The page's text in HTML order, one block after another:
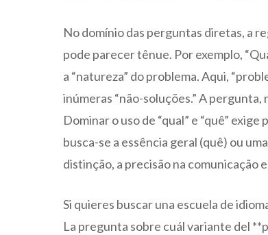
No domínio das perguntas diretas, a
pode parecer tênue. Por exemplo,
a “natureza” do problema. Aqui,
inúmeras “não-soluções.” A
Dominar o uso de “qual” e “quê”
busca-se a essência geral (quê) ou
distinção, a precisão na comunicação
Si quieres buscar una escuela de
La pregunta sobre cuál variante del